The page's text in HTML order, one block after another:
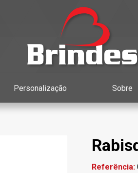
Personalização Sobre
Referência: